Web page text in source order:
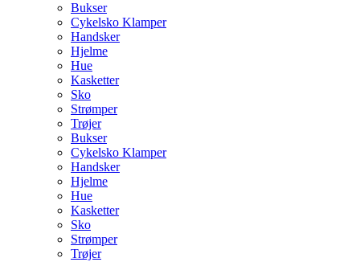
Bukser
Cykelsko Klamper
Handsker
Hjelme
Hue
Kasketter
Sko
Strømper
Trøjer
Bukser
Cykelsko Klamper
Handsker
Hjelme
Hue
Kasketter
Sko
Strømper
Trøjer